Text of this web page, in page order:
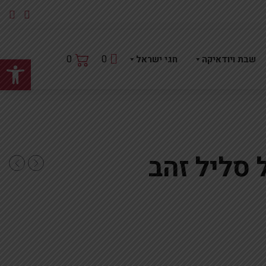
שבת ויודאיקה חגי ישראל 0
0
זהב למגילה 35ס'מ